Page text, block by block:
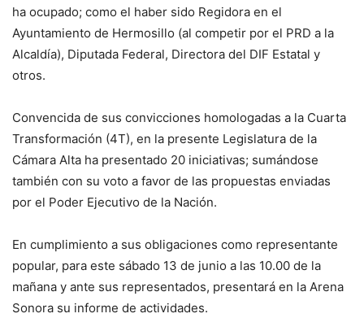
ha ocupado; como el haber sido Regidora en el
Ayuntamiento de Hermosillo (al competir por el PRD a la
Alcaldía), Diputada Federal, Directora del DIF Estatal y
otros.
Convencida de sus convicciones homologadas a la Cuarta
Transformación (4T), en la presente Legislatura de la
Cámara Alta ha presentado 20 iniciativas; sumándose
también con su voto a favor de las propuestas enviadas
por el Poder Ejecutivo de la Nación.
En cumplimiento a sus obligaciones como representante
popular, para este sábado 13 de junio a las 10.00 de la
mañana y ante sus representados, presentará en la Arena
Sonora su informe de actividades.